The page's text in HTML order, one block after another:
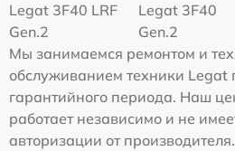
Legat 3F40 LRF
Gen.2
Legat 3F40
Gen.2
Мы занимаемся ремонтом и
обслуживанием техники Legat
гарантийного периода. Наш
работает независимо и не
авторизации от